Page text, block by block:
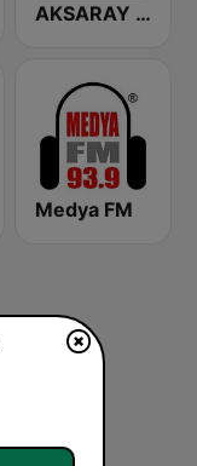
AKSARAY KRAL FM
Medya FM